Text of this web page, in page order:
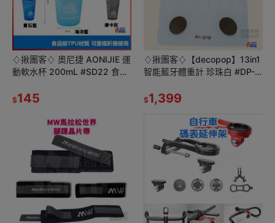
♢揪團客♢ 奧尼捷 AONIJIE 運
動軟水杯 200mL #SD22 食品
外活動越野
$145
♢揪團客♢【decopop】13in1
智能藍牙體重計 珍珠白 #DP-
$1,399